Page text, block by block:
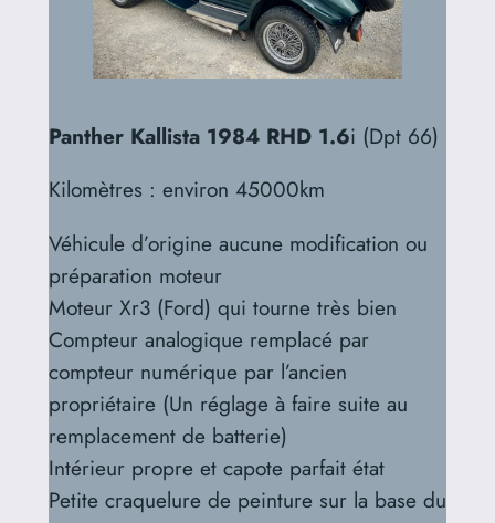
Panther Kallista 1984 RHD 1.6i (Dpt 66)
Kilomètres : environ 45000km
Véhicule d’origine aucune modification ou
préparation moteur
Moteur Xr3 (Ford) qui tourne très bien
Compteur analogique remplacé par
compteur numérique par l’ancien
propriétaire (Un réglage à faire suite au
remplacement de batterie)
Intérieur propre et capote parfait état
Petite craquelure de peinture sur la base du